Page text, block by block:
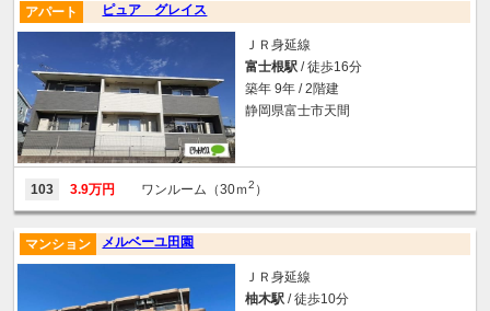
ピュア グレイス
アパート
ＪＲ身延線
富士根駅 / 徒歩16分
築年 9年 / 2階建
静岡県富士市天間
103 3.9万円 ワンルーム（30ｍ2 ）
メルベーユ田園
マンション
ＪＲ身延線
柚木駅 / 徒歩10分